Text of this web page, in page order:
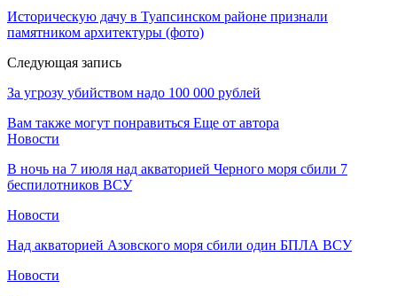
​Историческую дачу в Туапсинском районе признали
памятником архитектуры (фото)
Следующая запись
За угрозу убийством надо 100 000 рублей
Вам также могут понравиться Еще от автора
Новости
В ночь на 7 июля над акваторией Черного моря сбили 7
беспилотников ВСУ
Новости
Над акваторией Азовского моря сбили один БПЛА ВСУ
Новости